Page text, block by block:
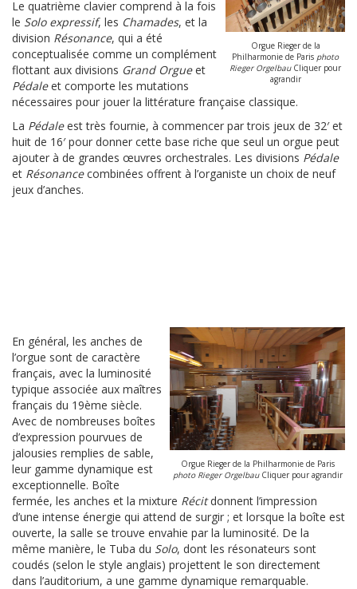
Orgue Rieger de la
Philharmonie de Paris photo
Rieger OrgelbauCliquer pour
agrandir
Le quatrième clavier comprend à la fois
le Solo expressif, les Chamades, et la
division Résonance, qui a été
conceptualisée comme un complément
flottant aux divisions Grand Orgueet
Pédaleet comporte les mutations
nécessaires pour jouer la littérature française classique.
La Pédaleest très fournie, à commencer par trois jeux de 32′ et
huit de 16′ pour donner cette base riche que seul un orgue peut
ajouter à de grandes œuvres orchestrales. Les divisions Pédale
et Résonancecombinées offrent à l’organiste un choix de neuf
jeux d’anches.
Orgue Rieger de la Philharmonie de Paris
photo Rieger OrgelbauCliquer pour agrandir
En général, les anches de
l’orgue sont de caractère
français, avec la luminosité
typique associée aux maîtres
français du 19ème siècle.
Avec de nombreuses boîtes
d’expression pourvues de
jalousies remplies de sable,
leur gamme dynamique est
exceptionnelle. Boîte
fermée, les anches et la mixture Récitdonnent l’impression
d’une intense énergie qui attend de surgir ; et lorsque la boîte est
ouverte, la salle se trouve envahie par la luminosité. De la
même manière, le Tuba du Solo, dont les résonateurs sont
coudés (selon le style anglais) projettent le son directement
dans l’auditorium, a une gamme dynamique remarquable.